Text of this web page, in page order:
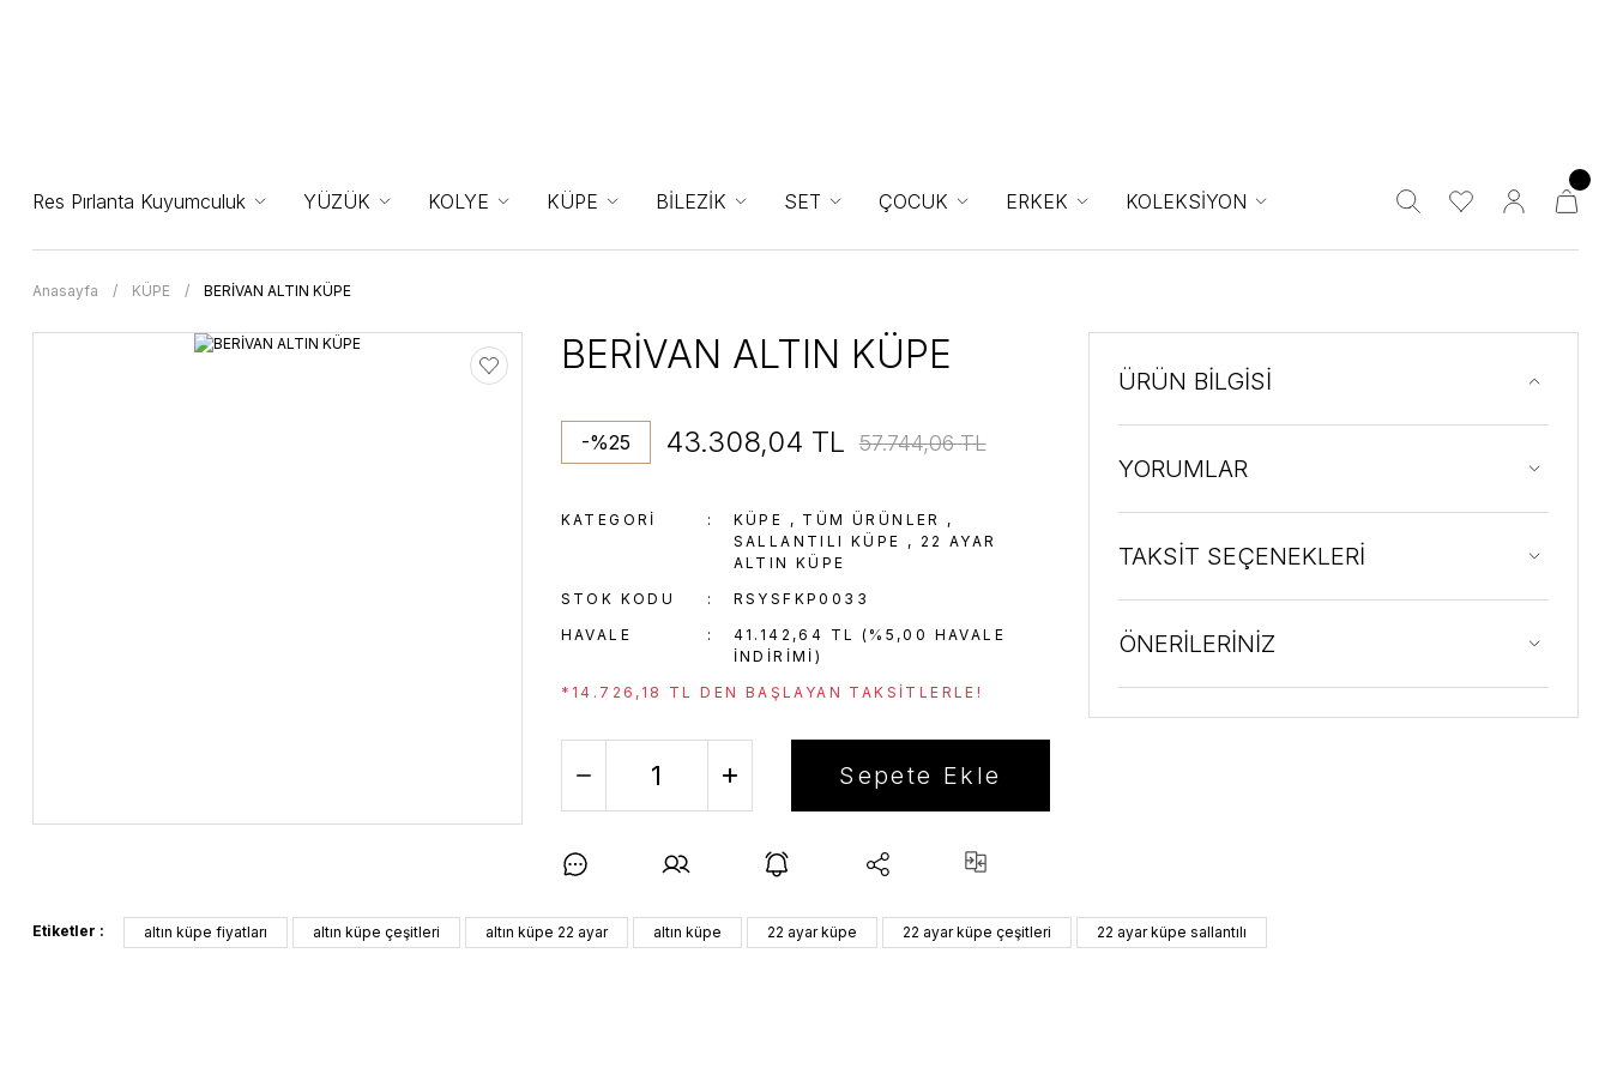
Res Pırlanta Kuyumculuk YÜZÜK KOLYE KÜPE BİLEZİK SET ÇOCUK ERKEK KOLEKSİYON
Anasayfa KÜPE BERİVAN ALTIN KÜPE
BERİVAN ALTIN KÜPE
-%25 43.308,04 TL 57.744,06 TL
KATEGORI KÜPE , TÜM ÜRÜNLER
,
SALLANTILI KÜPE , 22 AYAR
ALTIN KÜPE
STOK KODU
RSYSFKP0033
HAVALE
41.142,64 TL (%5,00 HAVALE
INDIRIMI)
*14.726,18 TL DEN BAŞLAYAN TAKSITLERLE!
Sepete Ekle
ÜRÜN BİLGİSİ
YORUMLAR
TAKSİT SEÇENEKLERİ
ÖNERİLERİNİZ
Etiketler : altın küpe fiyatları altın küpe çeşitleri altın küpe 22 ayar altın küpe 22 ayar küpe 22 ayar küpe çeşitleri 22 ayar küpe sallantılı